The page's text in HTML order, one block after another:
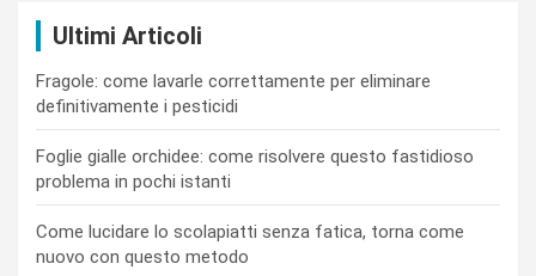
Ultimi Articoli
Fragole: come lavarle correttamente per eliminare
definitivamente i pesticidi
Foglie gialle orchidee: come risolvere questo fastidioso
problema in pochi istanti
Come lucidare lo scolapiatti senza fatica, torna come
nuovo con questo metodo